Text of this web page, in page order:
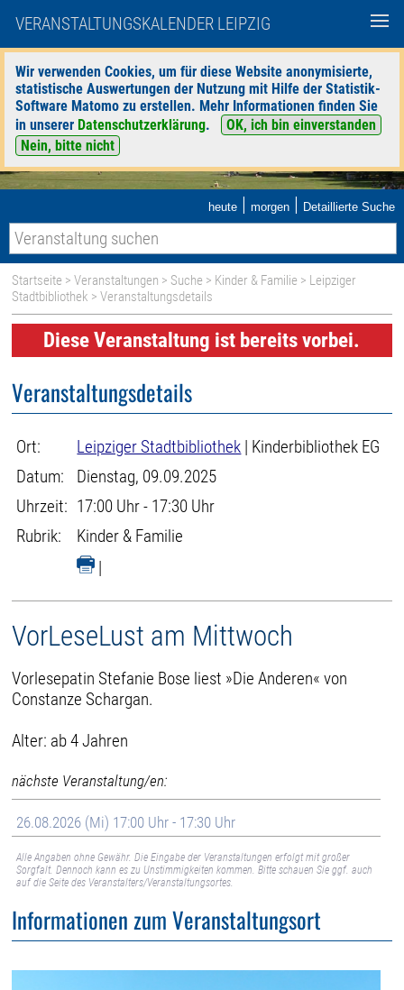
VERANSTALTUNGSKALENDER LEIPZIG
Wir verwenden Cookies, um für diese Website anonymisierte,
statistische Auswertungen der Nutzung mit Hilfe der Statistik-
Software Matomo zu erstellen. Mehr Informationen finden Sie
in unserer Datenschutzerklärung.
OK, ich bin einverstanden
Nein, bitte nicht
heute | morgen | Detaillierte Suche
Startseite >Veranstaltungen > Suche > Kinder & Familie > Leipziger
Stadtbibliothek > Veranstaltungsdetails
Diese Veranstaltung ist bereits vorbei.
Veranstaltungsdetails
Ort: Leipziger Stadtbibliothek | Kinderbibliothek EG
Datum:
Dienstag, 09.09.2025
Uhrzeit: 17:00 Uhr - 17:30 Uhr
Rubrik:
Kinder & Familie
|
VorLeseLust am Mittwoch
Vorlesepatin Stefanie Bose liest »Die Anderen« von
Constanze Schargan.
Alter: ab 4 Jahren
nächste Veranstaltung/en:
26.08.2026 (Mi) 17:00 Uhr - 17:30 Uhr
Alle Angaben ohne Gewähr. Die Eingabe der Veranstaltungen erfolgt mit großer
Sorgfalt. Dennoch kann es zu Unstimmigkeiten kommen. Bitte schauen Sie ggf. auch
auf die Seite des Veranstalters/Veranstaltungsortes.
Informationen zum Veranstaltungsort